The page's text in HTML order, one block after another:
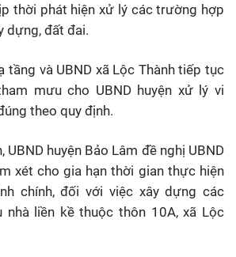
thời phát hiện xử lý các trường hợp
dựng, đất đai.
tầng và UBND xã Lộc Thành tiếp tục
mưu cho UBND huyện xử lý vi
theo quy định.
huyện Bảo Lâm đề nghị UBND
xét cho gia hạn thời gian thực hiện
chính, đối với việc xây dựng các
nhà liền kề thuộc thôn 10A, xã Lộc